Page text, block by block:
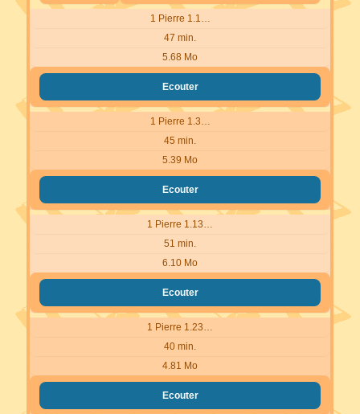
1 Pierre 1.1…
47 min.
5.68 Mo
Ecouter
1 Pierre 1.3…
45 min.
5.39 Mo
Ecouter
1 Pierre 1.13…
51 min.
6.10 Mo
Ecouter
1 Pierre 1.23…
40 min.
4.81 Mo
Ecouter